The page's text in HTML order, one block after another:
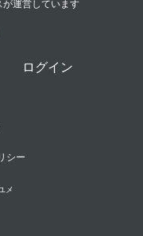
が運営しています
ログイン
シー
メ